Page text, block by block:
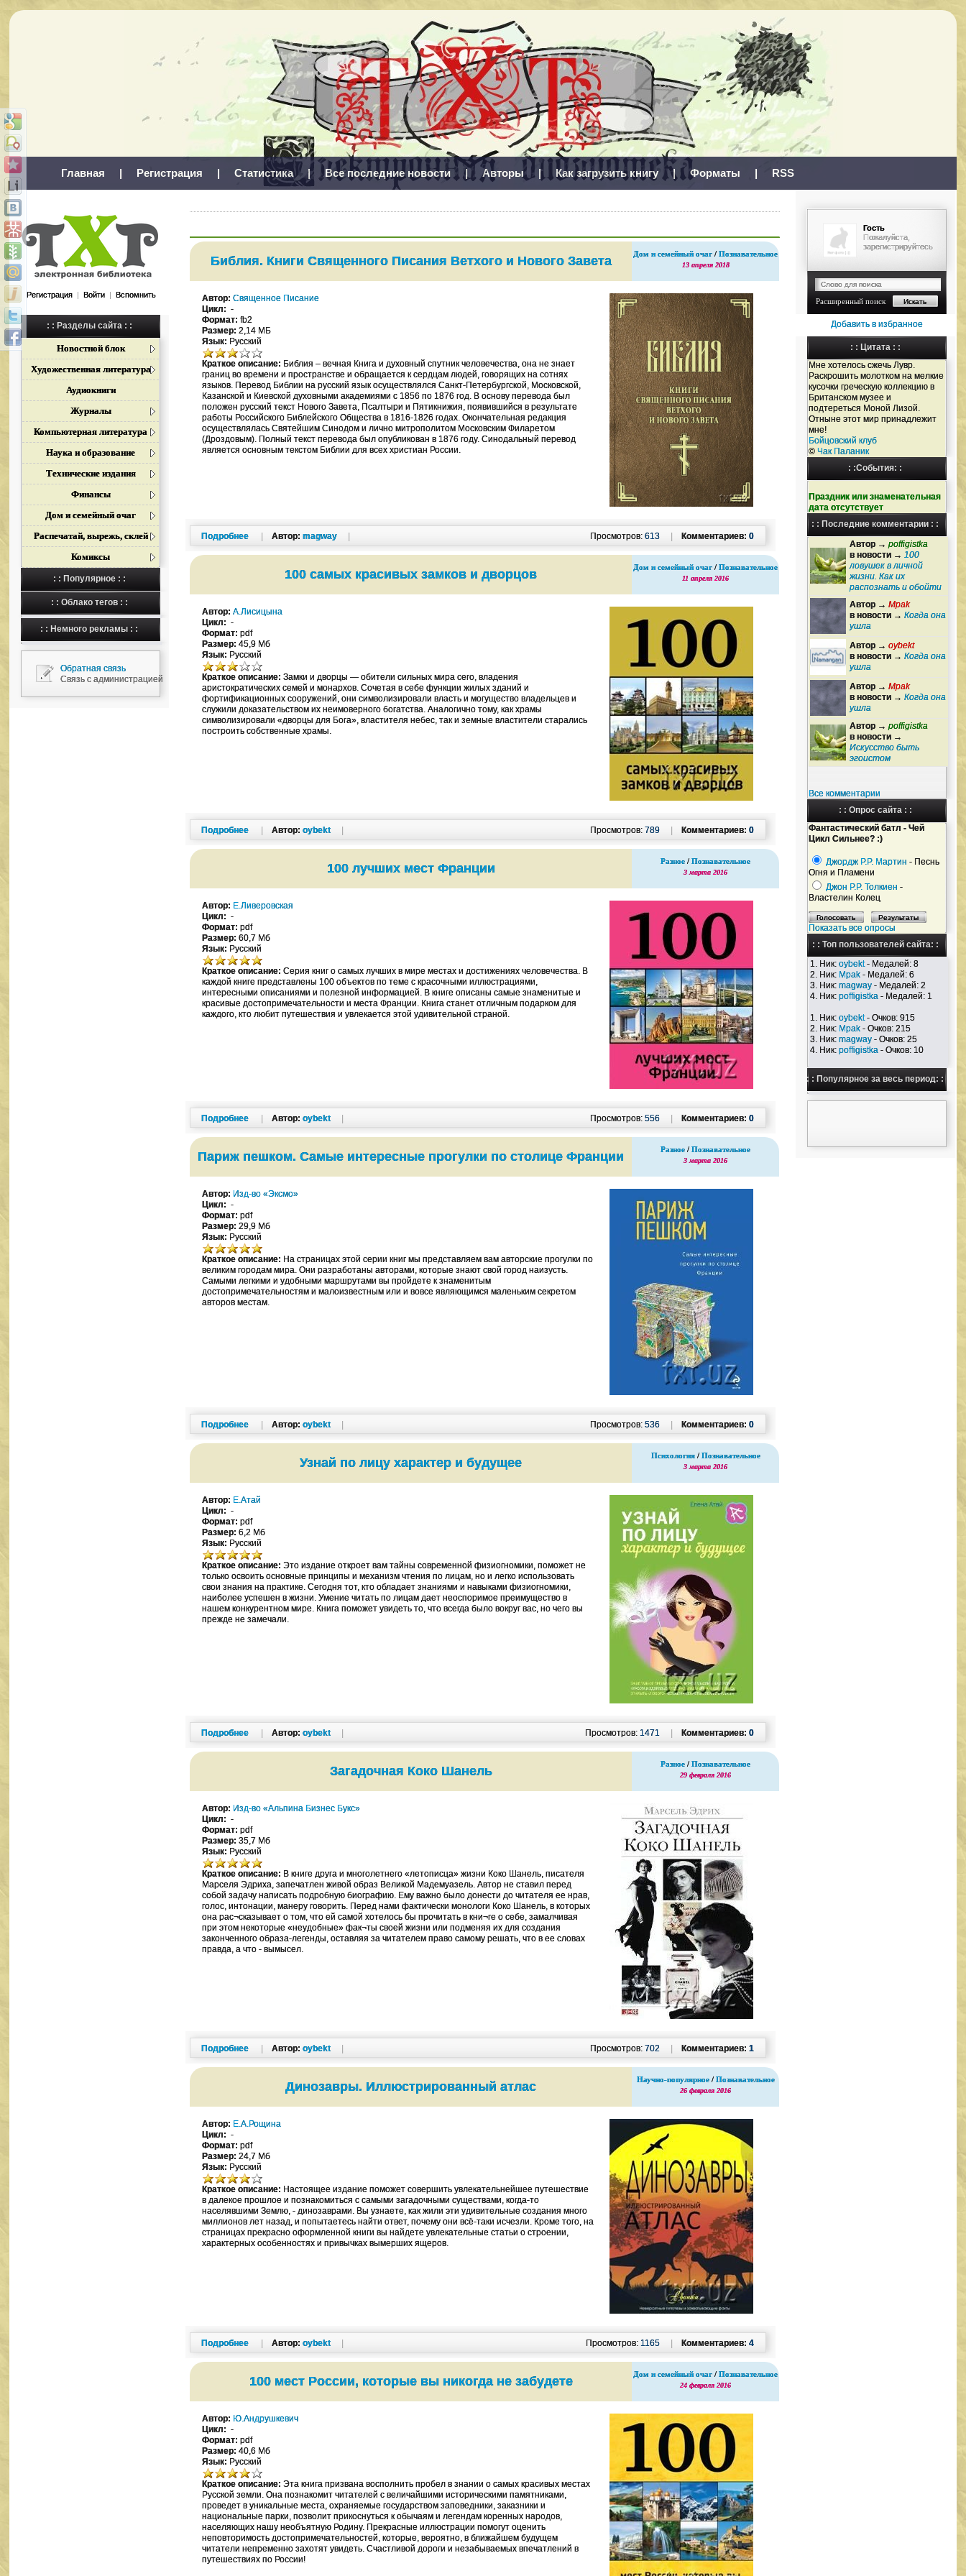
Главная | Регистрация | Статистика | Все последние новости | Авторы | Как загрузить книгу | Форматы | RSS
Регистрация | Войти | Вспомнить
: : Разделы сайта : :
Новостной блок
Художественная литература
Аудиокниги
Журналы
Компьютерная литература
Наука и образование
Технические издания
Финансы
Дом и семейный очаг
Распечатай, вырежь, склей
Комиксы
: : Популярное : :
: : Облако тегов : :
: : Немного рекламы : :
Обратная связь
Связь с администрацией
Гость
Пожалуйста,
зарегистрируйтесь
Расширенный поиск
Добавить в избранное
: : Цитата : :
Мне хотелось сжечь Лувр.
Раскрошить молотком на мелкие
кусочки греческую коллекцию в
Британском музее и
подтереться Моной Лизой.
Отныне этот мир принадлежит
мне!
Бойцовский клуб
© Чак Паланик
: :События: :
Праздник или знаменательная
дата отсутствует
: : Последние комментарии : :
Автор → poffigistka
в новости → 100
ловушек в личной
жизни. Как их
распознать и обойти
Автор → Mpak
в новости → Когда она
ушла
Автор → oybekt
в новости → Когда она
ушла
Автор → Mpak
в новости → Когда она
ушла
Автор → poffigistka
в новости →
Искусство быть
эгоистом
Все комментарии
: : Опрос сайта : :
Фантастический батл - Чей
Цикл Сильнее? :)
Джордж Р.Р. Мартин - Песнь
Огня и Пламени
Джон Р.Р. Толкиен -
Властелин Колец
Показать все опросы
: : Топ пользователей сайта: :
1. Ник: oybekt- Медалей: 8
2. Ник: Mpak- Медалей: 6
3. Ник: magway- Медалей: 2
4. Ник: poffigistka- Медалей: 1
1. Ник: oybekt- Очков: 915
2. Ник: Mpak- Очков: 215
3. Ник: magway- Очков: 25
4. Ник: poffigistka- Очков: 10
: : Популярное за весь период: :
Библия. Книги Священного Писания Ветхого и Нового Завета Дом и семейный очаг /Познавательное
13 апреля 2018
Автор: Священное Писание
Цикл: -
Формат: fb2
Размер: 2,14 МБ
Язык: Русский
Краткое описание: Библия – вечная Книга и духовный спутник человечества, она не знает
границ во времени и пространстве и обращается к сердцам людей, говорящих на сотнях
языков. Перевод Библии на русский язык осуществлялся Санкт-Петербургской, Московской,
Казанской и Киевской духовными академиями с 1856 по 1876 год. В основу перевода был
положен русский текст Нового Завета, Псалтыри и Пятикнижия, появившийся в результате
работы Российского Библейского Общества в 1816-1826 годах. Окончательная редакция
осуществлялась Святейшим Синодом и лично митрополитом Московским Филаретом
(Дроздовым). Полный текст перевода был опубликован в 1876 году. Синодальный перевод
является основным текстом Библии для всех христиан России.
Подробнее Автор:magway Комментариев: 0
Просмотров: 613
100 самых красивых замков и дворцов Дом и семейный очаг /Познавательное
11 апреля 2016
Автор: А.Лисицына
Цикл: -
Формат: pdf
Размер: 45,9 Мб
Язык: Русский
Краткое описание: Замки и дворцы — обители сильных мира сего, владения
аристократических семей и монархов. Сочетая в себе функции жилых зданий и
фортификационных сооружений, они символизировали власть и могущество владельцев и
служили доказательством их неимоверного богатства. Аналогично тому, как храмы
символизировали «дворцы для Бога», властителя небес, так и земные властители старались
построить собственные храмы.
Подробнее Автор:oybekt Комментариев: 0
Просмотров: 789
100 лучших мест Франции Разное /Познавательное
3 марта 2016
Автор: Е.Ливеровская
Цикл: -
Формат: pdf
Размер: 60,7 Мб
Язык: Русский
Краткое описание: Серия книг о самых лучших в мире местах и достижениях человечества. В
каждой книге представлены 100 объектов по теме с красочными иллюстрациями,
интересными описаниями и полезной информацией. В книге описаны самые знаменитые и
красивые достопримечательности и места Франции. Книга станет отличным подарком для
каждого, кто любит путешествия и увлекается этой удивительной страной.
Подробнее Автор:oybekt Комментариев: 0
Просмотров: 556
Париж пешком. Самые интересные прогулки по столице Франции Разное /Познавательное
3 марта 2016
Автор: Изд-во «Эксмо»
Цикл: -
Формат: pdf
Размер: 29,9 Мб
Язык: Русский
Краткое описание: На страницах этой серии книг мы представляем вам авторские прогулки по
великим городам мира. Они разработаны авторами, которые знают свой город наизусть.
Самыми легкими и удобными маршрутами вы пройдете к знаменитым
достопримечательностям и малоизвестным или и вовсе являющимся маленьким секретом
авторов местам.
Подробнее Автор:oybekt Комментариев: 0
Просмотров: 536
Узнай по лицу характер и будущее Психология/ Познавательное
3 марта 2016
Автор: Е.Атай
Цикл: -
Формат: pdf
Размер: 6,2 Мб
Язык: Русский
Краткое описание: Это издание откроет вам тайны современной физиогномики, поможет не
только освоить основные принципы и механизм чтения по лицам, но и легко использовать
свои знания на практике. Сегодня тот, кто обладает знаниями и навыками физиогномики,
наиболее успешен в жизни. Умение читать по лицам дает неоспоримое преимущество в
нашем конкурентном мире. Книга поможет увидеть то, что всегда было вокруг вас, но чего вы
прежде не замечали.
Подробнее Автор:oybekt Комментариев: 0
Просмотров: 1471
Загадочная Коко Шанель Разное /Познавательное
29 февраля 2016
Автор: Изд-во «Альпина Бизнес Букс»
Цикл: -
Формат: pdf
Размер: 35,7 Мб
Язык: Русский
Краткое описание: В книге друга и многолетнего «летописца» жизни Коко Шанель, писателя
Марселя Эдриха, запечатлен живой образ Великой Мадемуазель. Автор не ставил перед
собой задачу написать подробную биографию. Ему важно было донести до читателя ее нрав,
голос, интонации, манеру говорить. Перед нами фактически монологи Коко Шанель, в которых
она рас¬сказывает о том, что ей самой хотелось бы прочитать в кни¬ге о себе, замалчивая
при этом некоторые «неудобные» фак¬ты своей жизни или подменяя их для создания
законченного образа-легенды, оставляя за читателем право самому решать, что в ее словах
правда, а что - вымысел.
Подробнее Автор:oybekt Комментариев: 1
Просмотров: 702
Динозавры. Иллюстрированный атлас Научно-популярное/ Познавательное
26 февраля 2016
Автор: Е.А.Рощина
Цикл: -
Формат: pdf
Размер: 24,7 Мб
Язык: Русский
Краткое описание: Настоящее издание поможет совершить увлекательнейшее путешествие
в далекое прошлое и познакомиться с самыми загадочными существами, когда-то
населявшими Землю, - динозаврами. Вы узнаете, как жили эти удивительные создания много
миллионов лет назад, и попытаетесь найти ответ, почему они всё-таки исчезли. Кроме того, на
страницах прекрасно оформленной книги вы найдете увлекательные статьи о строении,
характерных особенностях и привычках вымерших ящеров.
Подробнее Автор:oybekt Комментариев: 4
Просмотров: 1165
100 мест России, которые вы никогда не забудете Дом и семейный очаг /Познавательное
24 февраля 2016
Автор: Ю.Андрушкевич
Цикл: -
Формат: pdf
Размер: 40,6 Мб
Язык: Русский
Краткое описание: Эта книга призвана восполнить пробел в знании о самых красивых местах
Русской земли. Она познакомит читателей с величайшими историческими памятниками,
проведет в уникальные места, охраняемые государством заповедники, заказники и
национальные парки, позволит прикоснуться к обычаям и легендам коренных народов,
населяющих нашу необъятную Родину. Прекрасные иллюстрации помогут оценить
неповторимость достопримечательностей, которые, вероятно, в ближайшем будущем
читатели непременно захотят увидеть. Счастливой дороги и незабываемых впечатлений в
путешествиях по России!